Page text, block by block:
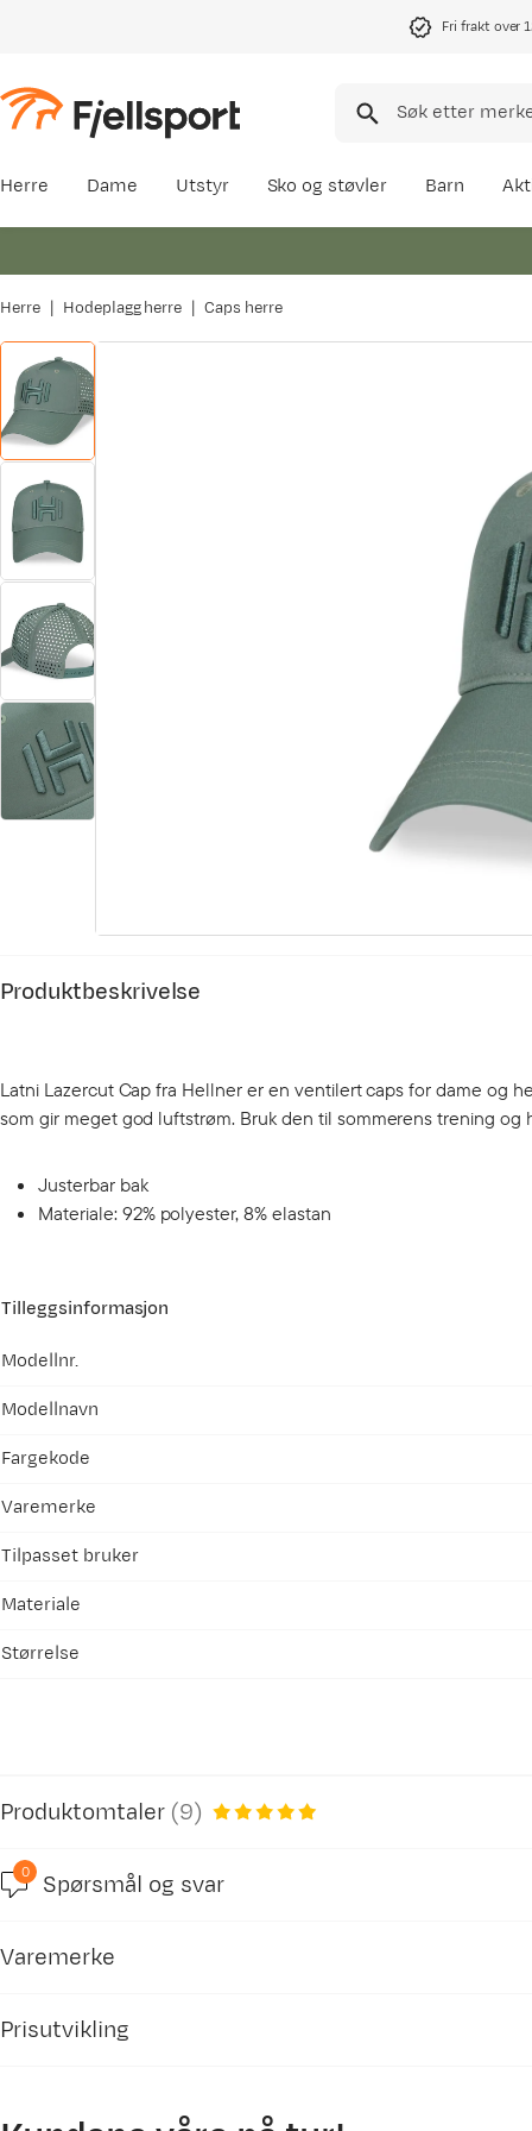
Fri frakt over
Herre Dame Utstyr Sko og støvler Barn
Herre Hodeplagg herre Caps herre
Produktbeskrivelse
Latni Lazercut Cap fra Hellner er en ventilert caps for dame og
som gir meget god luftstrøm. Bruk den til sommerens trening og
Justerbar bak
Materiale: 92% polyester, 8% elastan
Tilleggsinformasjon
Modellnr.
Modellnavn
Fargekode
Varemerke
Tilpasset bruker
Materiale
Størrelse
Produktomtaler (9)
4.8
0 Spørsmål og svar
Varemerke
Prisutvikling